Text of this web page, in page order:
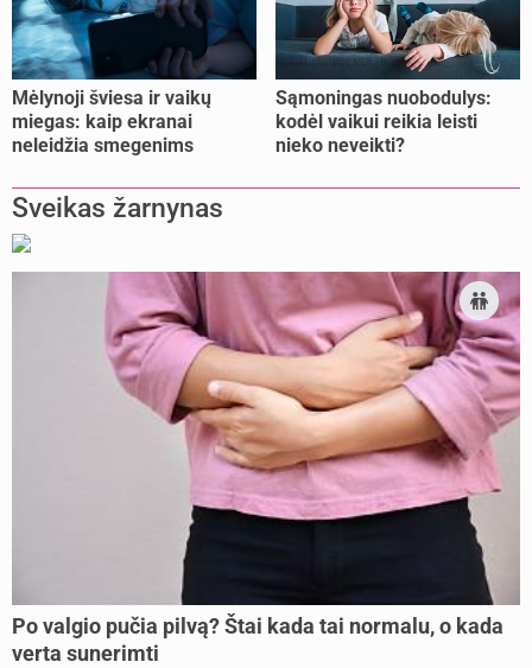
Mėlynoji šviesa ir vaikų
miegas: kaip ekranai
neleidžia smegenims
Sąmoningas nuobodulys:
kodėl vaikui reikia leisti
nieko neveikti?
Sveikas žarnynas
Po valgio pučia pilvą? Štai kada tai normalu, o kada
verta sunerimti